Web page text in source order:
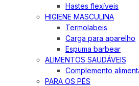
Hastes flexíveis
HIGIENE MASCULINA
Termolabeis
Carga para aparelho
Espuma barbear
ALIMENTOS SAUDÁVEIS
Complemento
PARA OS PÉS